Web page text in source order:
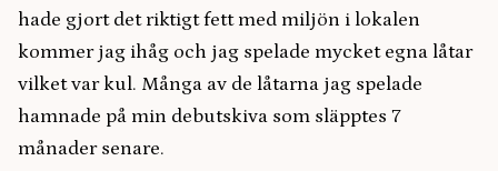
hade gjort det riktigt fett med miljön i lokalen
kommer jag ihåg och jag spelade mycket egna låtar
vilket var kul. Många av de låtarna jag spelade
hamnade på min debutskiva som släpptes 7
månader senare.